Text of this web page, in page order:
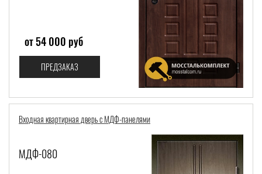
от 54 000 руб
ПРЕДЗАКАЗ
Входная квартирная дверь с МДФ-панелями
МДФ-080